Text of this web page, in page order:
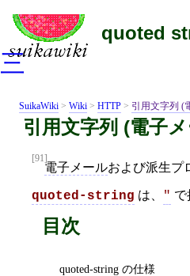
quoted
SuikaWiki > Wiki > HTTP > 引用文字列 (
引用文字列 (電子
[91]
電子メールおよび派生プ
quoted-string は、 " で
目次
quoted-string の仕様
三